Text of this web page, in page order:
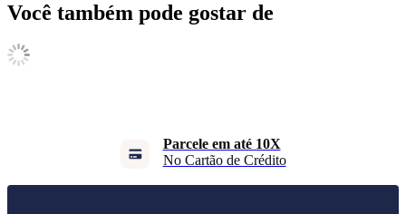
Você também pode gostar de
Parcele em até 10X
No Cartão de Crédito